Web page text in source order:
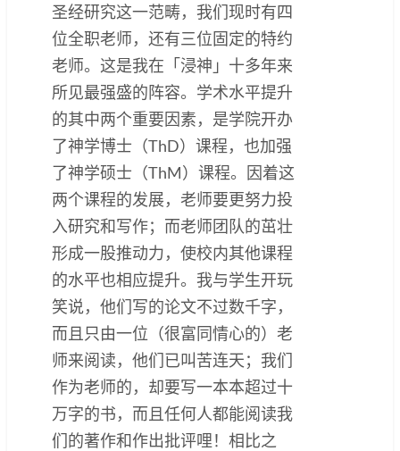
圣经研究这一范畴，我们现时有四
位全职老师，还有三位固定的特约
老师。这是我在「浸神」十多年来
所见最强盛的阵容。学术水平提升
的其中两个重要因素，是学院开办
了神学博士（ThD）课程，也加强
了神学硕士（ThM）课程。因着这
两个课程的发展，老师要更努力投
入研究和写作；而老师团队的茁壮
形成一股推动力，使校内其他课程
的水平也相应提升。我与学生开玩
笑说，他们写的论文不过数千字，
而且只由一位（很富同情心的）老
师来阅读，他们已叫苦连天；我们
作为老师的，却要写一本本超过十
万字的书，而且任何人都能阅读我
们的著作和作出批评哩！相比之